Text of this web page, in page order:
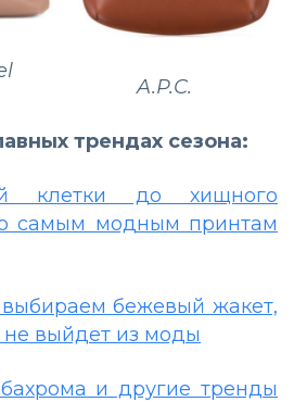
A.P.C.
трендах сезона:
клетки до хищного
самым модным принтам
бежевый жакет,
не выйдет из моды
и другие тренды